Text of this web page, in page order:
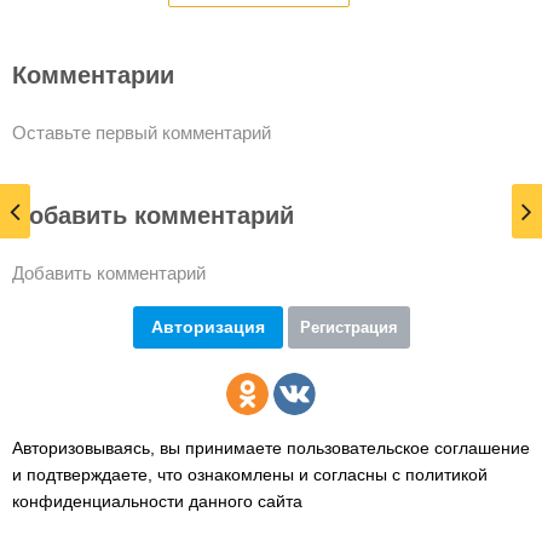
Комментарии
Оставьте первый комментарий
Добавить комментарий
Добавить комментарий
Авторизация Регистрация
Авторизовываясь, вы принимаете пользовательское соглашение
и подтверждаете, что ознакомлены и согласны с политикой
конфиденциальности данного сайта